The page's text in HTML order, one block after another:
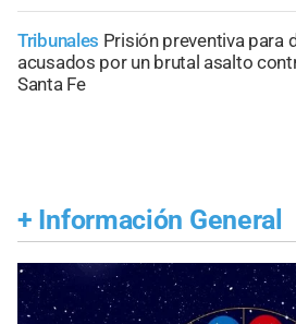
Tribunales Prisión preventiva para
acusados por un brutal asalto
Santa Fe
+ Información General